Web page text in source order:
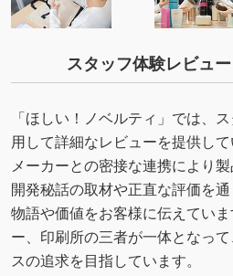
スタッフ体験レビュ
「ほしい！ノベルティ」では、
用して詳細なレビューを提供して
メーカーとの密接な連携により製
開発秘話の取材や正直な評価を
物語や価値をお客様に伝えてい
ー、印刷所の三者が一体となっ
スの追求を目指しています。